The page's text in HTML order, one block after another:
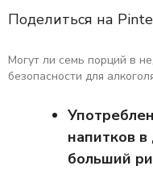
Поделиться на
Могут ли семь порций в
безопасности для
напитков
больший